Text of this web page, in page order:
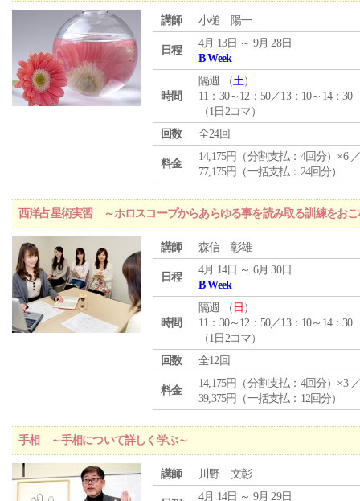
講師 小槌 陽一
日程
4月 13日 ～ 9月 28日
B Week
時間
隔週 （土）
11：30～12：50／13：10～14：30
（1日2コマ）
回数
全24回
料金
14,175円（分割支払：4回分）×6
77,175円（一括支払：24回分）
西洋占星術実習 ～ホロスコープからあらゆる事を読み取る訓練をおこ
講師 森信 彰雄
日程
4月 14日 ～ 6月 30日
B Week
時間
隔週 （ 日 ）
11：30～12：50／13：10～14：30
（1日2コマ）
回数
全12回
料金
14,175円（分割支払：4回分）×3
39,375円（一括支払：12回分）
手相 ～手相について詳しく学ぶ～
講師 川野 文彰
4月 14日 ～ 9月 29日